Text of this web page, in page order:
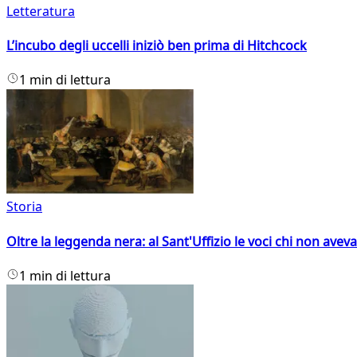
Letteratura
L’incubo degli uccelli iniziò ben prima di Hitchcock
1 min di lettura
Storia
Oltre la leggenda nera: al Sant'Uffizio le voci chi non
1 min di lettura